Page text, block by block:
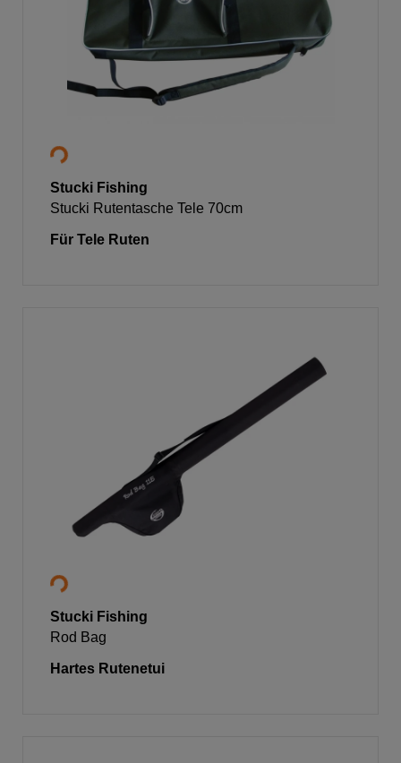
Stucki Fishing
Stucki Rutentasche Tele 70cm
Für Tele Ruten
Stucki Fishing
Rod Bag
Hartes Rutenetui